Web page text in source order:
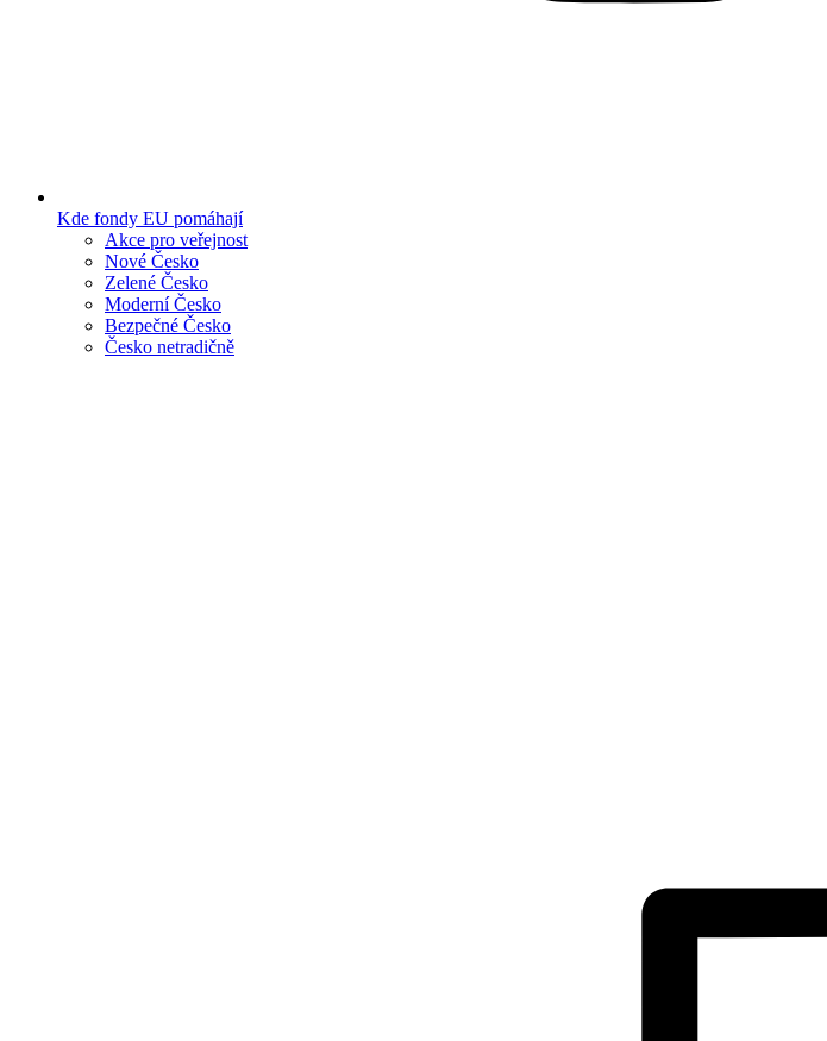
Kde fondy EU pomáhají
Akce pro veřejnost
Nové Česko
Zelené Česko
Moderní Česko
Bezpečné Česko
Česko netradičně